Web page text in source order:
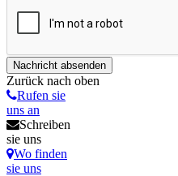
Zurück nach oben
Rufen sie
uns an
Schreiben
sie uns
Wo finden
sie uns